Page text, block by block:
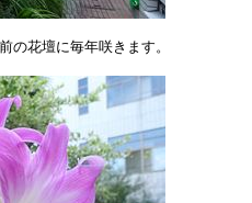
の花壇に毎年咲きます。